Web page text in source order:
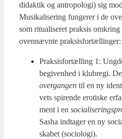
didak­tik og antro­po­lo­gi) sig
Musi­ka­li­se­ring fun­ge­rer i de
som ritu­a­li­se­ret prak­sis
oven­nævn­te prak­sis­for­tæl­lin­ger:
Prak­sis­for­tæl­ling 1:
begi­ven­hed i klu­bre­gi.
over­gan­gen til en ny
vets spi­ren­de ero­ti­ske
ment i en
Sasha ind­ta­ger en ny
ska­bet (socio­lo­gi).